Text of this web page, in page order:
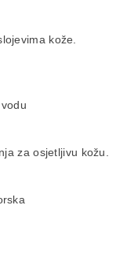
kože.
za osjetljivu kožu.